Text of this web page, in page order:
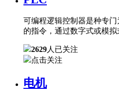
可编程逻辑控制器是种专
的指令，通过数字式或模
2629人已关注
点击关注
电机